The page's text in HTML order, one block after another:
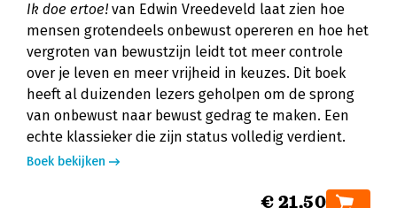
Ik doe ertoe! van Edwin Vreedeveld laat zien hoe
mensen grotendeels onbewust opereren en hoe het
vergroten van bewustzijn leidt tot meer controle
over je leven en meer vrijheid in keuzes. Dit boek
heeft al duizenden lezers geholpen om de sprong
van onbewust naar bewust gedrag te maken. Een
echte klassieker die zijn status volledig verdient.
Boek bekijken
€ 21,50